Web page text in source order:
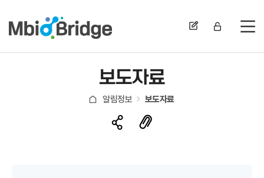
전
보도자료
알림정보 보도자료